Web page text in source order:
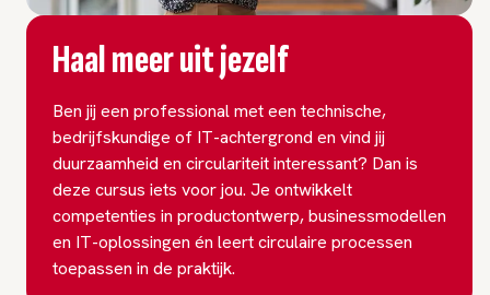
Haal meer uit jezelf
Ben jij een professional met een technische,
bedrijfskundige of IT-achtergrond en vind jij
duurzaamheid en circulariteit interessant? Dan is
deze cursus iets voor jou. Je ontwikkelt
competenties in productontwerp, businessmodellen
en IT-oplossingen én leert circulaire processen
toepassen in de praktijk.